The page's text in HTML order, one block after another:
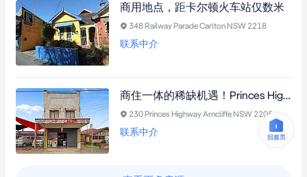
商用地点，距卡尔顿火车站仅数米
348 Railway Parade Carlton NSW 2218
联系中介
商住一体的稀缺机遇！Princes Highway经典混合物业，15年咖啡店稳健租约，复古魅力与现代潜力并蓄，不容错过的黄金地段！
230 Princes Highway Arncliffe NSW 2205
联系中介